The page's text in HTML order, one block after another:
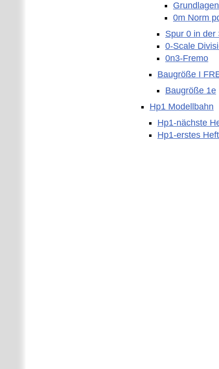
Grundlagen
0m Norm
Spur 0 in der
0-Scale
0n3-Fremo
Baugröße I
Baugröße 1e
Hp1 Modellbahn
Hp1-nächste
Hp1-erstes Heft